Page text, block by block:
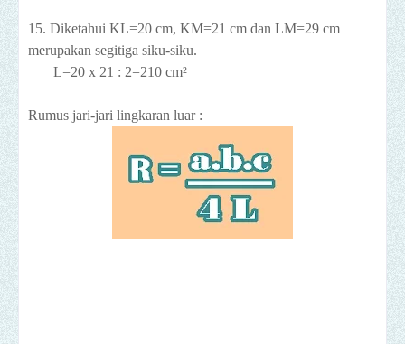
15. Diketahui KL=20 cm, KM=21 cm dan LM=29 cm
merupakan segitiga siku-siku.
L=20 x 21 : 2=210 cm²
Rumus jari-jari lingkaran luar :